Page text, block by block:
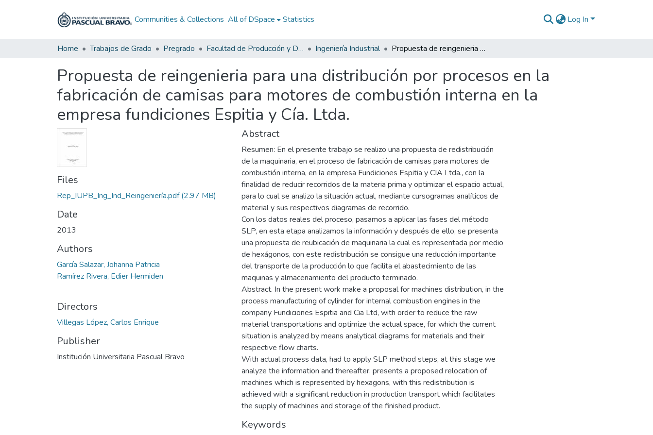
Communities & Collections All of DSpace Statistics Log In
Home Trabajos de Grado Pregrado Facultad de Producción y Diseño Ingeniería Industrial Propuesta de reingenieria para una distribución por procesos en la fabricación de camisas para motores de combustión interna en la empresa fundiciones Espitia y Cía. Ltda.
Propuesta de reingenieria para una distribución por procesos en la
fabricación de camisas para motores de combustión interna en la
empresa fundiciones Espitia y Cía. Ltda.
Files
Rep_IUPB_Ing_Ind_Reingeniería.pdf(2.97 MB)
Date
2013
Authors
García Salazar, Johanna Patricia
Ramírez Rivera, Edier Hermiden
Directors
Villegas López, Carlos Enrique
Publisher
Institución Universitaria Pascual Bravo
Abstract
Resumen: En el presente trabajo se realizo una propuesta de redistribución
de la maquinaria, en el proceso de fabricación de camisas para motores de
combustión interna, en la empresa Fundiciones Espitia y CIA Ltda., con la
finalidad de reducir recorridos de la materia prima y optimizar el espacio actual,
para lo cual se analizo la situación actual, mediante cursogramas analíticos de
material y sus respectivos diagramas de recorrido.
Con los datos reales del proceso, pasamos a aplicar las fases del método
SLP, en esta etapa analizamos la información y después de ello, se presenta
una propuesta de reubicación de maquinaria la cual es representada por medio
de hexágonos, con este redistribución se consigue una reducción importante
del transporte de la producción lo que facilita el abastecimiento de las
maquinas y almacenamiento del producto terminado.
Abstract. In the present work make a proposal for machines distribution, in the
process manufacturing of cylinder for internal combustion engines in the
company Fundiciones Espitia and Cia Ltd, with order to reduce the raw
material transportations and optimize the actual space, for which the current
situation is analyzed by means analytical diagrams for materials and their
respective flow charts.
With actual process data, had to apply SLP method steps, at this stage we
analyze the information and thereafter, presents a proposed relocation of
machines which is represented by hexagons, with this redistribution is
achieved with a significant reduction in production transport which facilitates
the supply of machines and storage of the finished product.
Keywords